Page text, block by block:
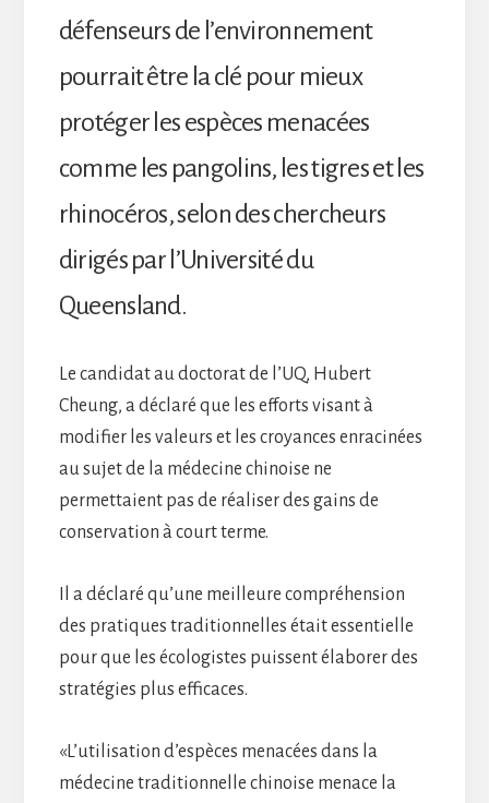
défenseurs de l’environnement
pourrait être la clé pour mieux
protéger les espèces menacées
comme les pangolins, les tigres et les
rhinocéros, selon des chercheurs
dirigés par l’Université du
Queensland.
Le candidat au doctorat de l’UQ, Hubert
Cheung, a déclaré que les efforts visant à
modifier les valeurs et les croyances enracinées
au sujet de la médecine chinoise ne
permettaient pas de réaliser des gains de
conservation à court terme.
Il a déclaré qu’une meilleure compréhension
des pratiques traditionnelles était essentielle
pour que les écologistes puissent élaborer des
stratégies plus efficaces.
«L’utilisation d’espèces menacées dans la
médecine traditionnelle chinoise menace la